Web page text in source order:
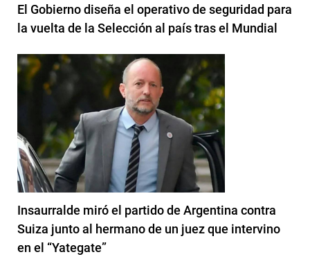
El Gobierno diseña el operativo de seguridad para
la vuelta de la Selección al país tras el Mundial
Insaurralde miró el partido de Argentina contra
Suiza junto al hermano de un juez que intervino
en el “Yategate”